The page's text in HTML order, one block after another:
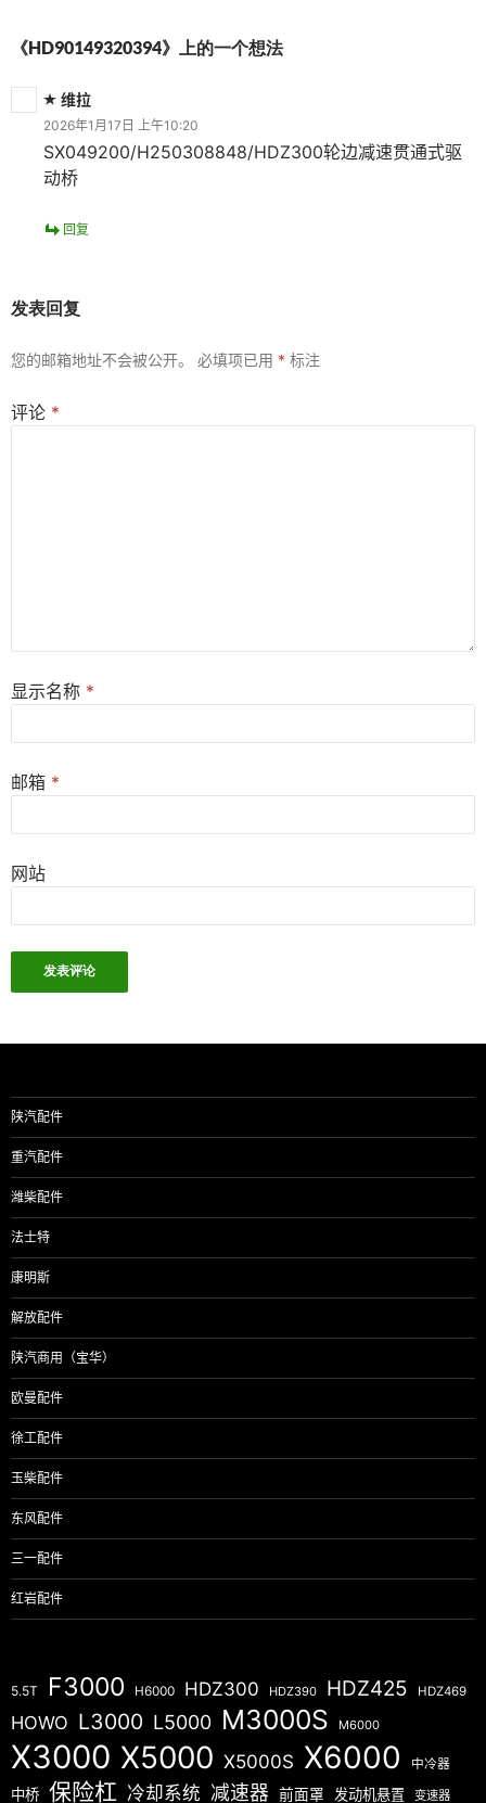
《HD90149320394》上的一个想法
维拉
2026年1月17日 上午10:20
SX049200/H250308848/HDZ300轮边减速贯通式驱
动桥
回复
发表回复
您的邮箱地址不会被公开。 必填项已用 * 标注
评论 *
显示名称 *
邮箱 *
网站
陕汽配件
重汽配件
潍柴配件
法士特
康明斯
解放配件
陕汽商用（宝华）
欧曼配件
徐工配件
玉柴配件
东风配件
三一配件
红岩配件
5.5T F3000 H6000 HDZ300 HDZ390 HDZ425 HDZ469
HOWO L3000 L5000 M3000S M6000
X3000 X5000 X5000S X6000 中冷器
中桥 保险杠 冷却系统 减速器 前面罩 发动机悬置 变速器